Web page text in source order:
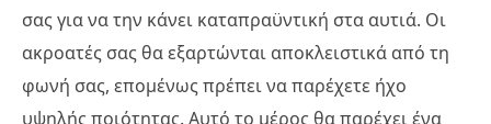
σας για να την κάνει καταπραϋντική στα αυτιά. Οι
ακροατές σας θα εξαρτώνται αποκλειστικά από τη
φωνή σας, επομένως πρέπει να παρέχετε ήχο
υψηλής ποιότητας. Αυτό το μέρος θα παρέχει ένα